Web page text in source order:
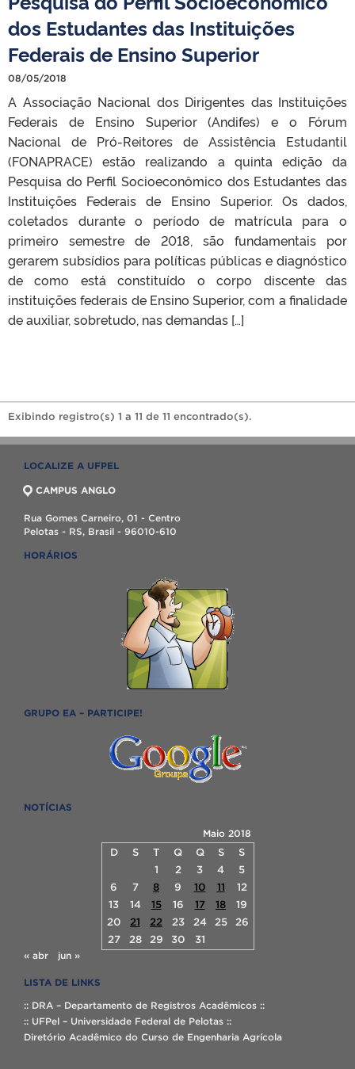
dos Estudantes das Instituições
Federais de Ensino Superior
08/05/2018
A Associação Nacional dos Dirigentes das Instituições
Federais de Ensino Superior (Andifes) e o Fórum
Nacional de Pró-Reitores de Assistência Estudantil
(FONAPRACE) estão realizando a quinta edição da
Pesquisa do Perfil Socioeconômico dos Estudantes das
Instituições Federais de Ensino Superior. Os dados,
coletados durante o período de matrícula para o
primeiro semestre de 2018, são fundamentais por
gerarem subsídios para políticas públicas e diagnóstico
de como está constituído o corpo discente das
instituições federais de Ensino Superior, com a finalidade
de auxiliar, sobretudo, nas demandas […]
Exibindo registro(s) 1 a 11 de 11 encontrado(s).
LOCALIZE A UFPEL
CAMPUS ANGLO
Rua Gomes Carneiro, 01 - Centro
Pelotas - RS, Brasil - 96010-610
HORÁRIOS
GRUPO EA – PARTICIPE!
NOTÍCIAS
Maio 2018
D S T Q Q S
S
1
2 3 4
5
6
7 8 9 10 11
12
13
14 15 16 17 18
19
20
21 22 23 24 25
26
27
28 29 30 31
« abr jun »
LISTA DE LINKS
:: DRA – Departamento de Registros Acadêmicos ::
:: UFPel – Universidade Federal de Pelotas ::
Diretório Acadêmico do Curso de Engenharia Agrícola